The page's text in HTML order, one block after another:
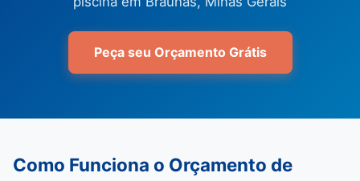
Peça seu Orçamento Grátis
Como Funciona o Orçamento de